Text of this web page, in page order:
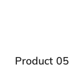
Product 05